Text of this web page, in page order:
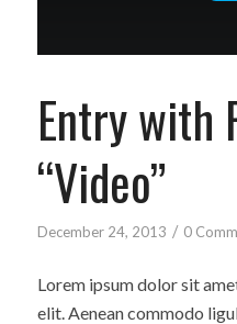
Entry with
“Video”
December 24, 2013 / 0
Lorem ipsum dolor sit
elit. Aenean commodo